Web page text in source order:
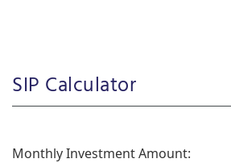
SIP Calculator
Monthly Investment Amount: